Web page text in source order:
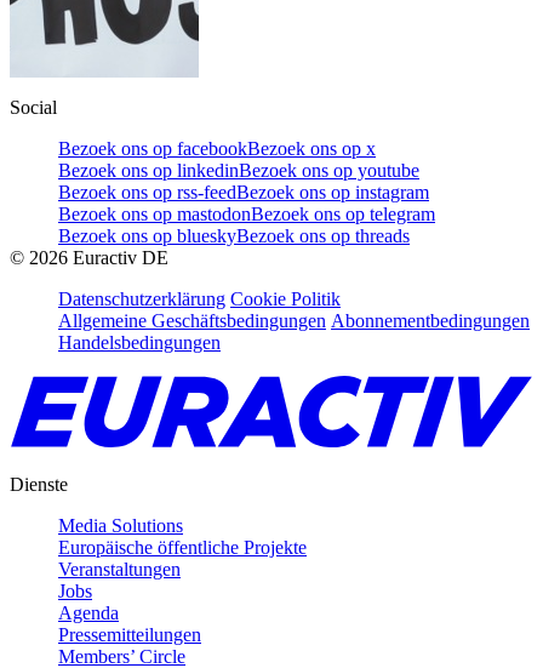
Social
Bezoek ons op facebookBezoek ons op x
Bezoek ons op linkedinBezoek ons op youtube
Bezoek ons op rss-feedBezoek ons op instagram
Bezoek ons op mastodonBezoek ons op telegram
Bezoek ons op blueskyBezoek ons op threads
© 2026 Euractiv DE
Datenschutzerklärung Cookie Politik
Allgemeine Geschäftsbedingungen Abonnementbedingungen
Handelsbedingungen
Dienste
Media Solutions
Europäische öffentliche Projekte
Veranstaltungen
Jobs
Agenda
Pressemitteilungen
Members’ Circle